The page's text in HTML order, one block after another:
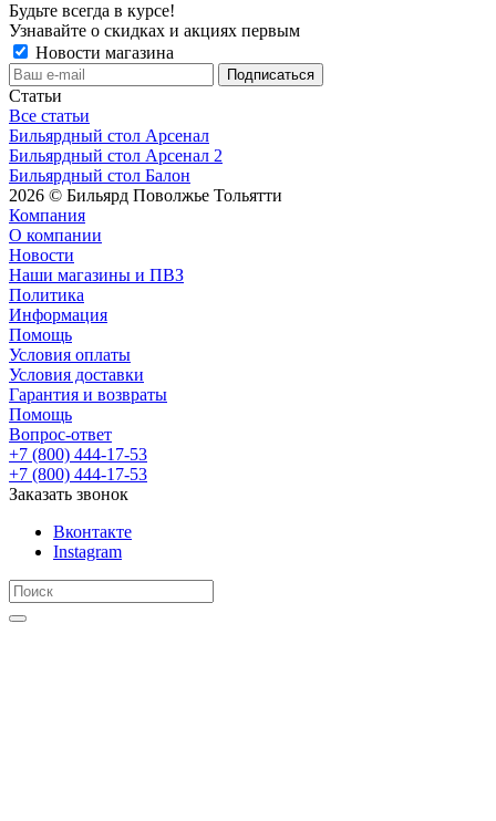
Будьте всегда в курсе!
Узнавайте о скидках и акциях первым
Новости магазина
Статьи
Все статьи
Бильярдный стол Арсенал
Бильярдный стол Арсенал 2
Бильярдный стол Балон
2026 © Бильярд Поволжье Тольятти
Компания
О компании
Новости
Наши магазины и ПВЗ
Политика
Информация
Помощь
Условия оплаты
Условия доставки
Гарантия и возвраты
Помощь
Вопрос-ответ
+7 (800) 444-17-53
+7 (800) 444-17-53
Заказать звонок
Вконтакте
Instagram